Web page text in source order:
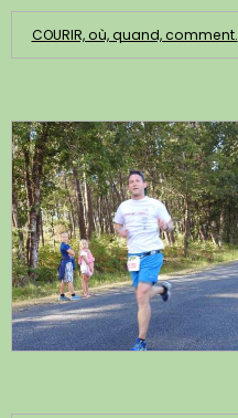
COURIR, où, quand, comment.